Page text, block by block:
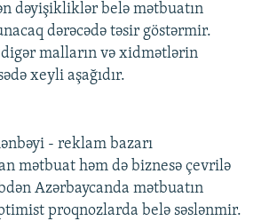
dəyişikliklər belə mətbuatın
dərəcədə təsir göstərmir.
malların və xidmətlərin
xeyli aşağıdır.
- reklam bazarı
mətbuat həm də biznesə çevrilə
Azərbaycanda mətbuatın
proqnozlarda belə səslənmir.